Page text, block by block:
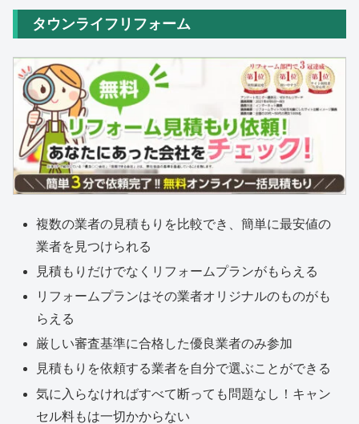
タウンライフリフォーム
複数の業者の見積もりを比較でき、簡単に最安値の
業者を見つけられる
見積もりだけでなくリフォームプランがもらえる
リフォームプランはその業者オリジナルのものがも
らえる
厳しい審査基準に合格した優良業者のみ参加
見積もりを依頼する業者を自分で選ぶことができる
気に入らなければすべて断っても問題なし！キャン
セル料もは一切かからない